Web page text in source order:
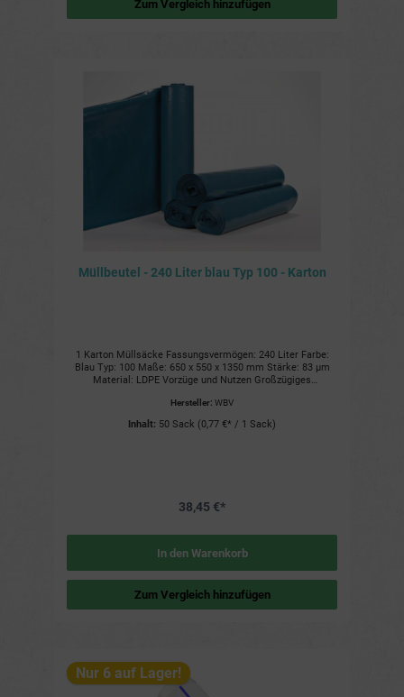
Zum Vergleich hinzufügen
Müllbeutel - 240 Liter blau Typ 100 - Karton
1 Karton Müllsäcke Fassungsvermögen: 240 Liter Farbe:
Blau Typ: 100 Maße: 650 x 550 x 1350 mm Stärke: 83 µm
Material: LDPE Vorzüge und Nutzen Großzügiges
schweren Müll Reißfest und stabil Praktische Größe für
gängige Müllbehälter Umweltfreundlich, da zu 100 %
recyclebar Weitere Details Ideal für Industrie, Gewerbe,
Hersteller: WBV
Inhalt: 50 Sack (0,77 €* / 1 Sack)
38,45 €*
In den Warenkorb
Zum Vergleich hinzufügen
Nur 6 auf Lager!